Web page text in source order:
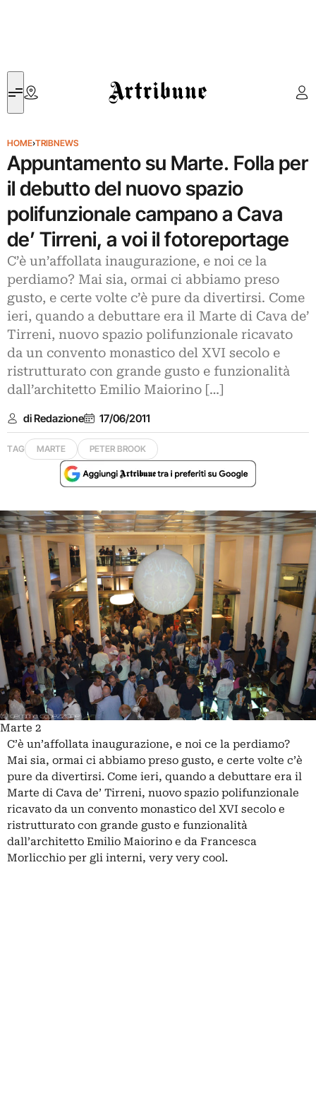
Artribune
HOME›TRIBNEWS
Appuntamento su Marte. Folla per
il debutto del nuovo spazio
polifunzionale campano a Cava
de’ Tirreni, a voi il fotoreportage
C’è un’affollata inaugurazione, e noi ce la
perdiamo? Mai sia, ormai ci abbiamo preso
gusto, e certe volte c’è pure da divertirsi. Come
ieri, quando a debuttare era il Marte di Cava de’
Tirreni, nuovo spazio polifunzionale ricavato
da un convento monastico del XVI secolo e
ristrutturato con grande gusto e funzionalità
dall’architetto Emilio Maiorino […]
di Redazione 17/06/2011
TAG MARTE PETER BROOK
Marte 2
C’è un’affollata inaugurazione, e noi ce la perdiamo?
Mai sia, ormai ci abbiamo preso gusto, e certe volte c’è
pure da divertirsi. Come ieri, quando a debuttare era il
Marte di Cava de’ Tirreni, nuovo spazio polifunzionale
ricavato da un convento monastico del XVI secolo e
ristrutturato con grande gusto e funzionalità
dall’architetto Emilio Maiorino e da Francesca
Morlicchio per gli interni, very very cool.